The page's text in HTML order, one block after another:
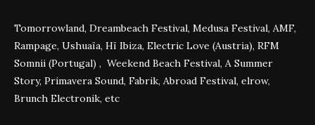
Tomorrowland, Dreambeach Festival, Medusa Festival, AMF,
Rampage, Ushuaïa, Hï Ibiza, Electric Love (Austria), RFM
Somnii (Portugal) , Weekend Beach Festival, A Summer
Story, Primavera Sound, Fabrik, Abroad Festival, elrow,
Brunch Electronik, etc